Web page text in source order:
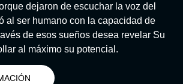
dejaron de escuchar la voz del
al ser humano con la capacidad de
de esos sueños desea revelar Su
al máximo su potencial.